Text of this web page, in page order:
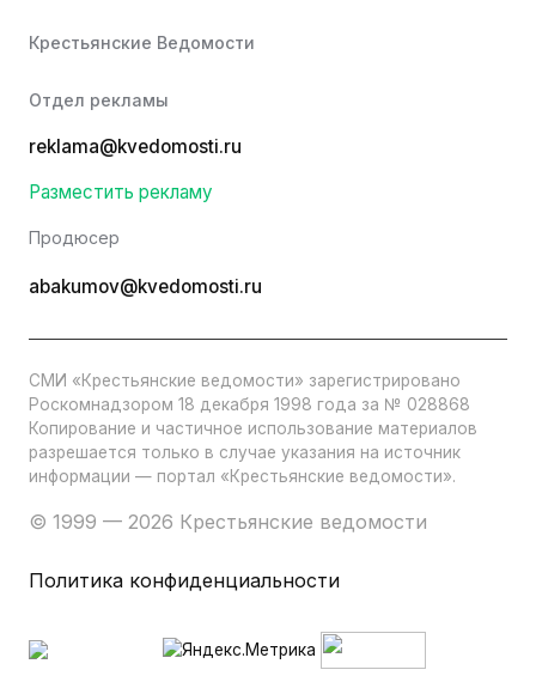
Крестьянские Ведомости
Отдел рекламы
reklama@kvedomosti.ru
Разместить рекламу
Продюсер
abakumov@kvedomosti.ru
СМИ «Крестьянские ведомости» зарегистрировано
Роскомнадзором 18 декабря 1998 года за № 028868
Копирование и частичное использование материалов
разрешается только в случае указания на источник
информации — портал «Крестьянские ведомости».
© 1999 — 2026 Крестьянские ведомости
Политика конфиденциальности